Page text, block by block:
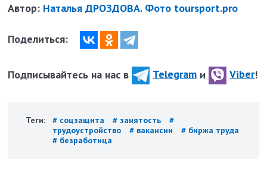
Автор: Наталья ДРОЗДОВА. Фото toursport.pro
Поделиться:
Подписывайтесь на нас в Telegram и Viber!
Теги: # соцзащита # занятость
#
трудоустройство
# вакансии
# биржа труда
# безработица